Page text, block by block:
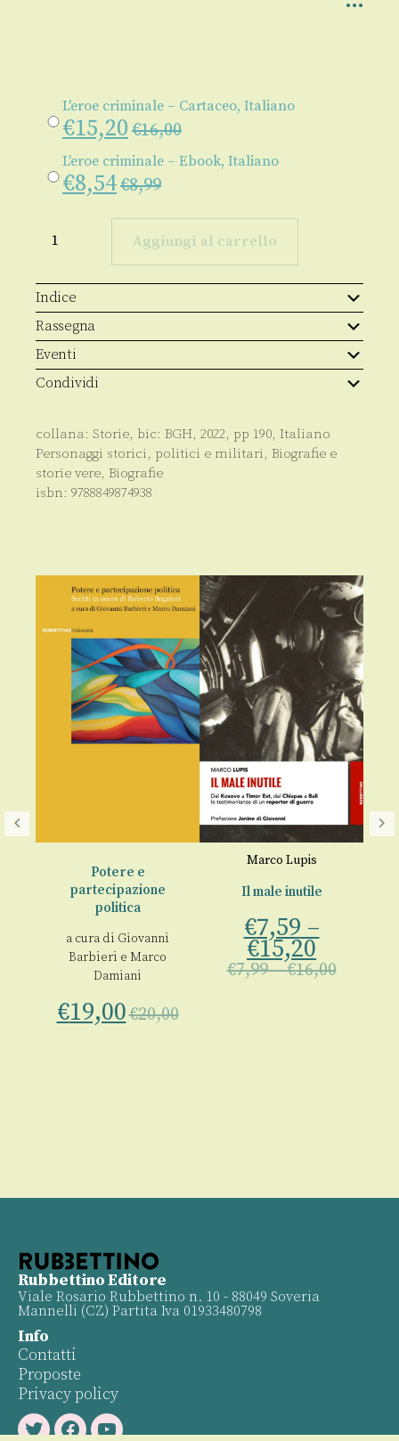
L'eroe criminale – Cartaceo, Italiano
€15,20 €16,00
L'eroe criminale – Ebook, Italiano
€8,54€8,99
criminale
Aggiungi al carrello
Indice
Rassegna
Eventi
Condividi
collana: Storie, bic: BGH, 2022, pp 190, Italiano
Personaggi storici, politici e militari, Biografie e
storie vere, Biografie
isbn: 9788849874938
Potere e
partecipazione
politica
a cura di Giovanni
Barbieri e Marco
Damiani
€19,00€20,00
Marco Lupis
Il male inutile
€7,59 –
€15,20
€7,99–€16,00
Rubbettino Editore
Viale Rosario Rubbettino n. 10 - 88049 Soveria
Mannelli (CZ) Partita Iva 01933480798
Info
Contatti
Proposte
Privacy policy